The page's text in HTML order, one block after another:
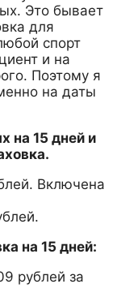
Это бывает
для
спорт
и на
Поэтому я
на даты
на 15 дней и
Включена
на 15 дней:
рублей за